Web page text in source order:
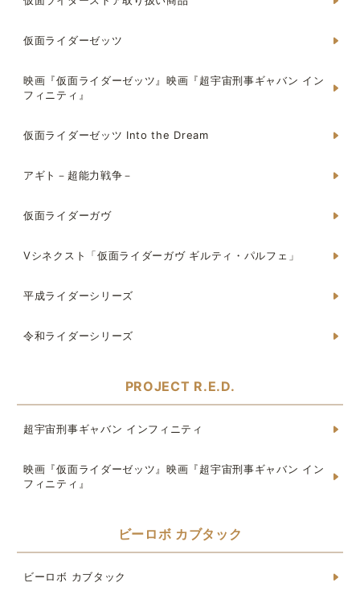
仮面ライダーゼッツ
映画『仮面ライダーゼッツ』映画『超宇宙刑事ギャバン イン
フィニティ』
仮面ライダーゼッツ Into the Dream
アギト－超能力戦争－
仮面ライダーガヴ
Vシネクスト「仮面ライダーガヴ ギルティ・パルフェ」
平成ライダーシリーズ
令和ライダーシリーズ
PROJECT R.E.D.
超宇宙刑事ギャバン インフィニティ
映画『仮面ライダーゼッツ』映画『超宇宙刑事ギャバン イン
フィニティ』
ビーロボ カブタック
ビーロボ カブタック